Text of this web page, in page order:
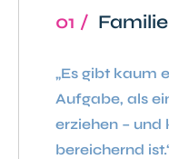
01 / Familie
„Es gibt kaum
Aufgabe, als
erziehen – und
bereichernd